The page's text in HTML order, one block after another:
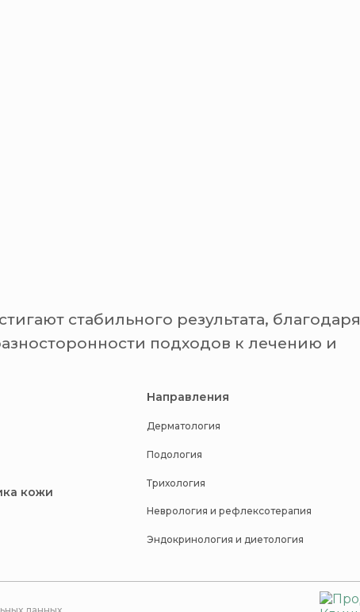
Направления
кожи
Дерматология
Подология
Трихология
Неврология и рефлексотерапия
Эндокринология и диетология
стабильного результата, благодаря
подходов к лечению и